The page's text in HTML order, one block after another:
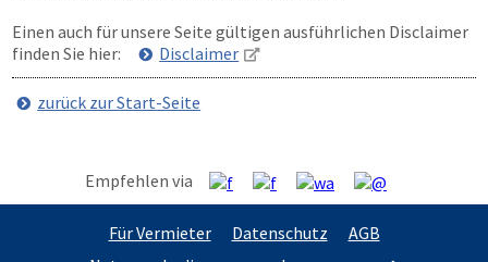
Einen auch für unsere Seite gültigen ausführlichen Disclaimer
finden Sie hier:
Disclaimer
zurück zur Start-Seite
Empfehlen via
Für Vermieter Datenschutz
AGB